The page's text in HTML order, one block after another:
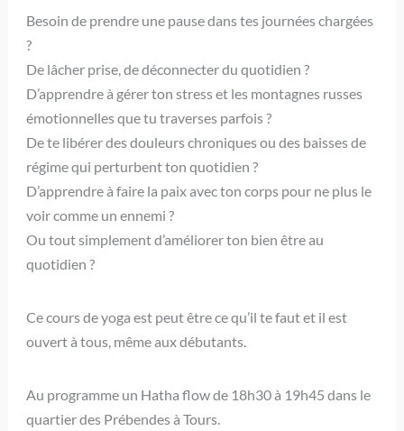
Besoin de prendre une pause dans tes journées chargées
?
De lâcher prise, de déconnecter du quotidien ?
D’apprendre à gérer ton stress et les montagnes russes
émotionnelles que tu traverses parfois ?
De te libérer des douleurs chroniques ou des baisses de
régime qui perturbent ton quotidien ?
D’apprendre à faire la paix avec ton corps pour ne plus le
voir comme un ennemi ?
Ou tout simplement d’améliorer ton bien être au
quotidien ?
Ce cours de yoga est peut être ce qu’il te faut et il est
ouvert à tous, même aux débutants.
Au programme un Hatha flow de 18h30 à 19h45 dans le
quartier des Prébendes à Tours.